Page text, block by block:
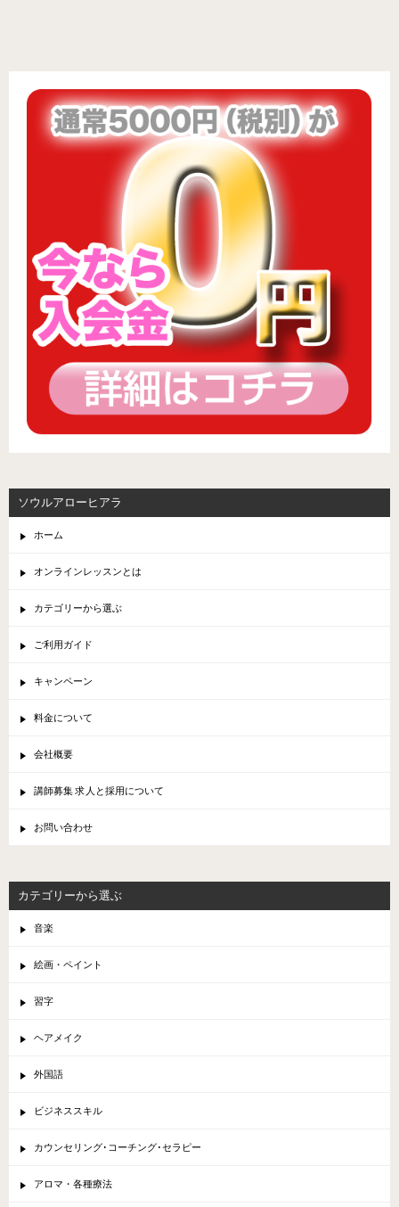
ソウルアローヒアラ
ホーム
オンラインレッスンとは
カテゴリーから選ぶ
ご利用ガイド
キャンペーン
料金について
会社概要
講師募集 求人と採用について
お問い合わせ
カテゴリーから選ぶ
音楽
絵画・ペイント
習字
ヘアメイク
外国語
ビジネススキル
カウンセリング･コーチング･セラピー
アロマ・各種療法